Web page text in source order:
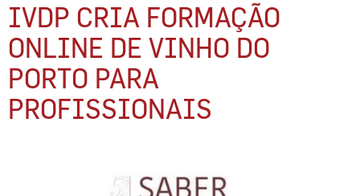
IVDP CRIA FORMAÇÃO
ONLINE DE VINHO DO
PORTO PARA
PROFISSIONAIS